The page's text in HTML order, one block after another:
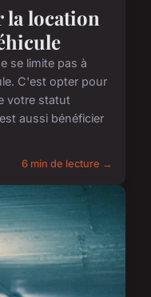
la location
se limite pas à
C'est opter pour
votre statut
aussi bénéficier
6 min de lecture →